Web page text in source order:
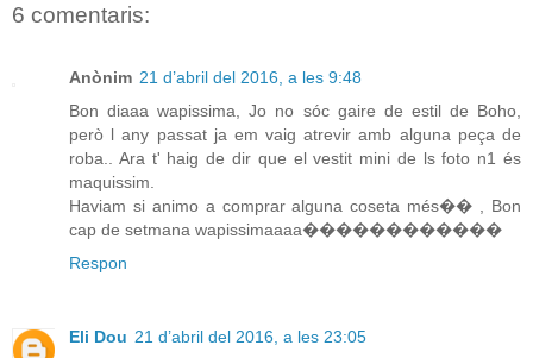
6 comentaris:
Anònim 21 d’abril del 2016, a les 9:48
Bon diaaa wapissima, Jo no sóc gaire de estil de Boho,
però l any passat ja em vaig atrevir amb alguna peça de
roba.. Ara t' haig de dir que el vestit mini de ls foto n1 és
maquissim.
Haviam si animo a comprar alguna coseta més�� , Bon
cap de setmana wapissimaaaa������������
Respon
Eli Dou 21 d’abril del 2016, a les 23:05